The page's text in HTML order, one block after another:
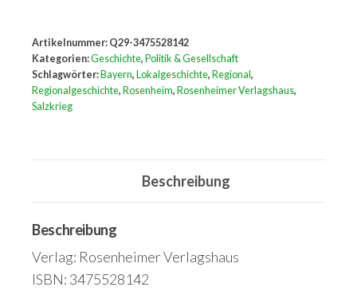
Artikelnummer: Q29-3475528142
Kategorien:Geschichte, Politik & Gesellschaft
Schlagwörter: Bayern, Lokalgeschichte, Regional ,
Regionalgeschichte, Rosenheim, Rosenheimer Verlagshaus,
Salzkrieg
Beschreibung
Beschreibung
Verlag: Rosenheimer Verlagshaus
ISBN: 3475528142